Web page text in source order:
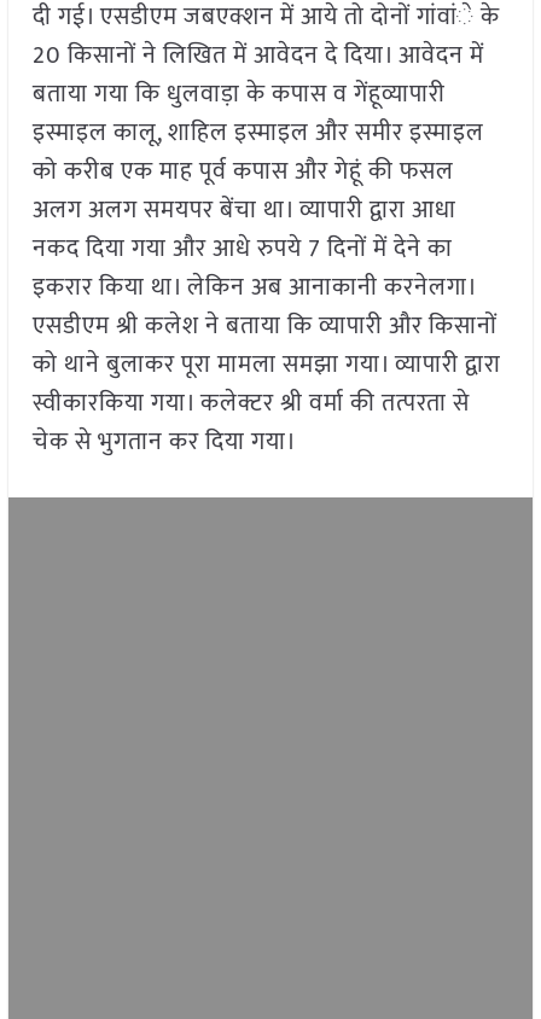
दी गई। एसडीएम जबएक्शन में आये तो दोनों गांवांे के
20 किसानों ने लिखित में आवेदन दे दिया। आवेदन में
बताया गया कि धुलवाड़ा के कपास व गेंहूव्यापारी
इस्माइल कालू, शाहिल इस्माइल और समीर इस्माइल
को करीब एक माह पूर्व कपास और गेहूं की फसल
अलग अलग समयपर बेंचा था। व्यापारी द्वारा आधा
नकद दिया गया और आधे रुपये 7 दिनों में देने का
इकरार किया था। लेकिन अब आनाकानी करनेलगा।
एसडीएम श्री कलेश ने बताया कि व्यापारी और किसानों
को थाने बुलाकर पूरा मामला समझा गया। व्यापारी द्वारा
स्वीकारकिया गया। कलेक्टर श्री वर्मा की तत्परता से
चेक से भुगतान कर दिया गया।